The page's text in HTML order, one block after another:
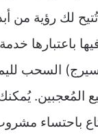
لك رؤية من
باعتبارها
باحتساء